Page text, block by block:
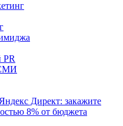
PR
Директ: закажите
8% от бюджета